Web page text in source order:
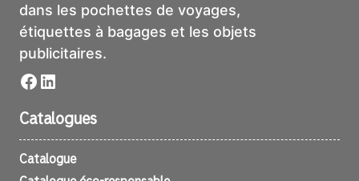
dans les pochettes de voyages,
étiquettes à bagages et les objets
publicitaires.
Facebook
LinkedIn
Catalogues
Catalogue